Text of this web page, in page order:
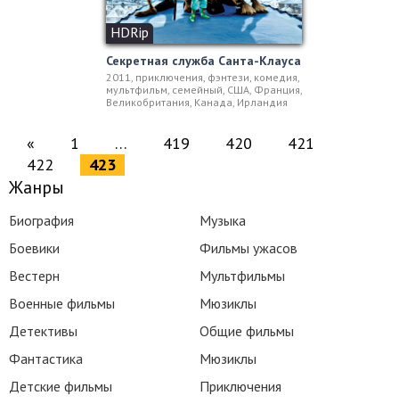
HDRip
Секретная служба Санта-Клауса
2011, приключения, фэнтези, комедия,
мультфильм, семейный, США, Франция,
Великобритания, Канада, Ирландия
« 1 … 419 420
421
422
423
Жанры
Биография
Боевики
Вестерн
Военные фильмы
Детективы
Фантастика
Детские фильмы
Музыка
Фильмы ужасов
Мультфильмы
Мюзиклы
Общие фильмы
Мюзиклы
Приключения